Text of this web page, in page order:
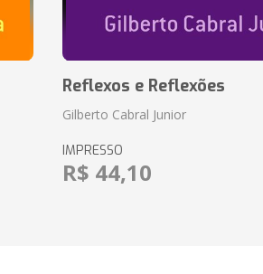
Reflexos e Reflexões
Gilberto Cabral Junior
IMPRESSO
R$ 44,10